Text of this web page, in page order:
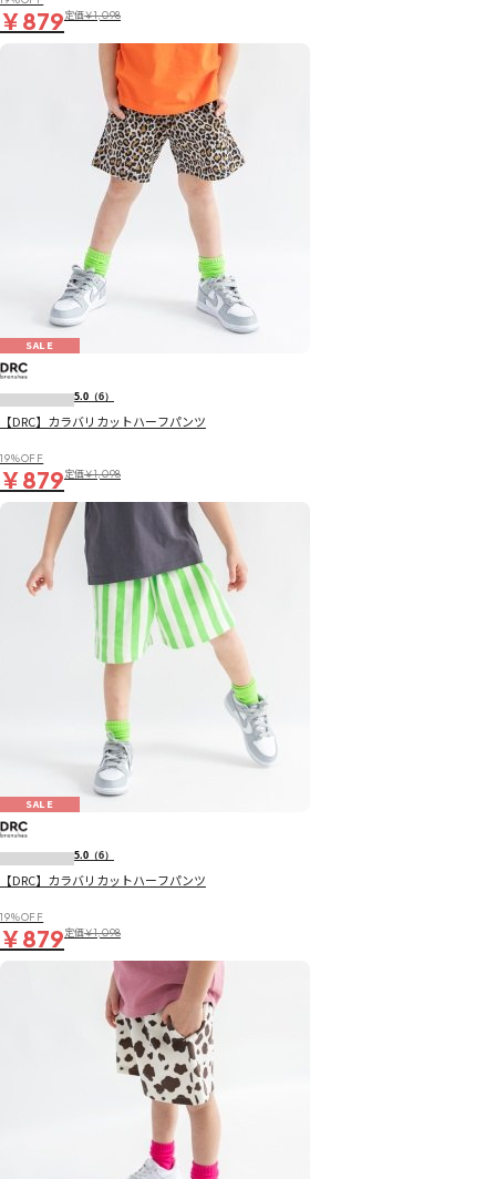
￥879定価￥1,098
SALE
5.0 （6）
【DRC】カラバリカットハーフパンツ
19％OFF
￥879定価￥1,098
SALE
5.0 （6）
【DRC】カラバリカットハーフパンツ
19％OFF
￥879定価￥1,098